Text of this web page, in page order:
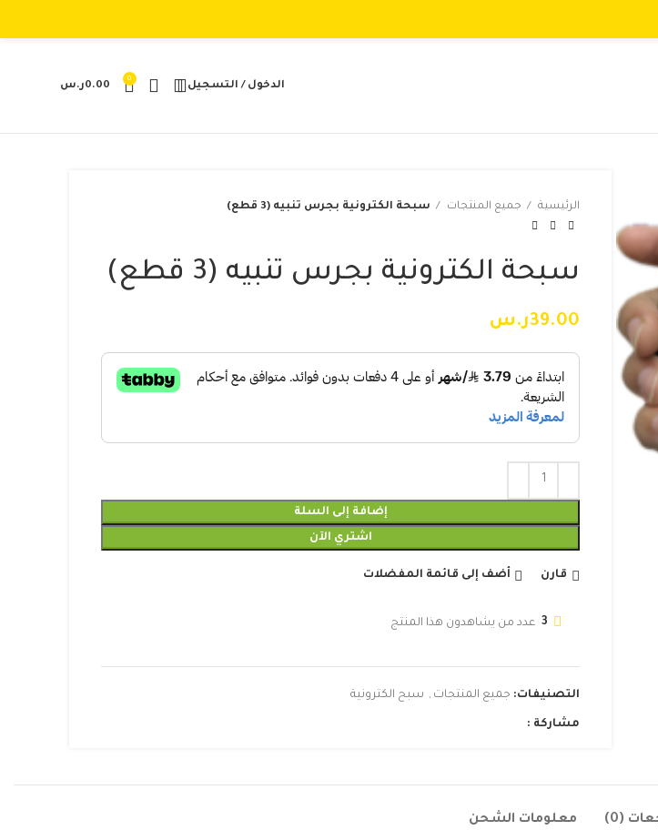
الدخول / التسجيل
0
0.00ر.س
الرئيسية جميع المنتجات سبحة الكترونية بجرس تنبيه (3 قطع)
سبحة الكترونية بجرس تنبيه (3 قطع)
39.00ر.س
إضافة إلى السلة
اشتري الآن
قارن أضف إلى قائمة المفضلات
3 عدد من يشاهدون هذا المنتج
التصنيفات: جميع المنتجات , سبح الكترونية
مشاركة :
(0) معلومات الشحن